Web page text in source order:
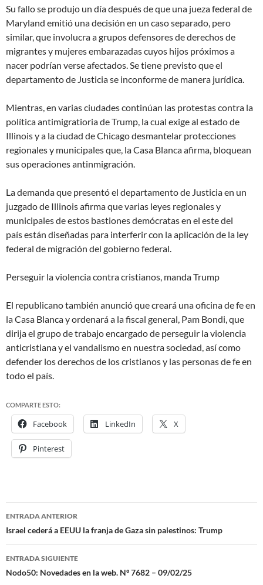
Su fallo se produjo un día después de que una jueza federal de
Maryland emitió una decisión en un caso separado, pero
similar, que involucra a grupos defensores de derechos de
migrantes y mujeres embarazadas cuyos hijos próximos a
nacer podrían verse afectados. Se tiene previsto que el
departamento de Justicia se inconforme de manera jurídica.
Mientras, en varias ciudades continúan las protestas contra la
política antimigratioria de Trump, la cual exige al estado de
Illinois y a la ciudad de Chicago desmantelar protecciones
regionales y municipales que, la Casa Blanca afirma, bloquean
sus operaciones antinmigración.
La demanda que presentó el departamento de Justicia en un
juzgado de Illinois afirma que varias leyes regionales y
municipales de estos bastiones demócratas en el este del
paísestán diseñadas para interferir con la aplicación de la ley
federal de migración del gobierno federal.
Perseguir la violencia contra cristianos, manda Trump
El republicano también anunció que creará unaoficina de feen
la Casa Blanca y ordenará a la fiscal general, Pam Bondi, que
dirija el grupo de trabajo encargado de perseguir la violencia
anticristiana y el vandalismo en nuestra sociedad, así como
defender los derechos de los cristianos y las personas de fe en
todo el país.
COMPARTE ESTO:
Facebook LinkedIn X
Pinterest
Navegación
de
entradas
ENTRADA ANTERIOR
Israel cederá a EEUU la franja de Gaza sin palestinos: Trump
ENTRADA SIGUIENTE
Nodo50: Novedades en la web. Nº 7682 – 09/02/25